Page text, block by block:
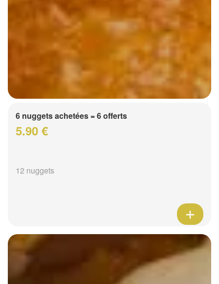
6 nuggets achetées = 6 offerts
5.90 €
12 nuggets